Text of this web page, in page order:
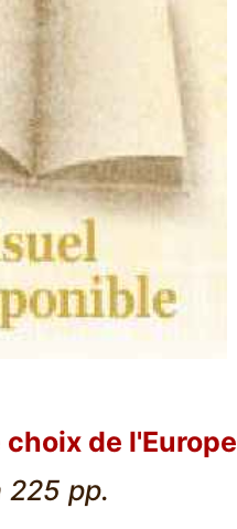
choix de l'Europe
225 pp.